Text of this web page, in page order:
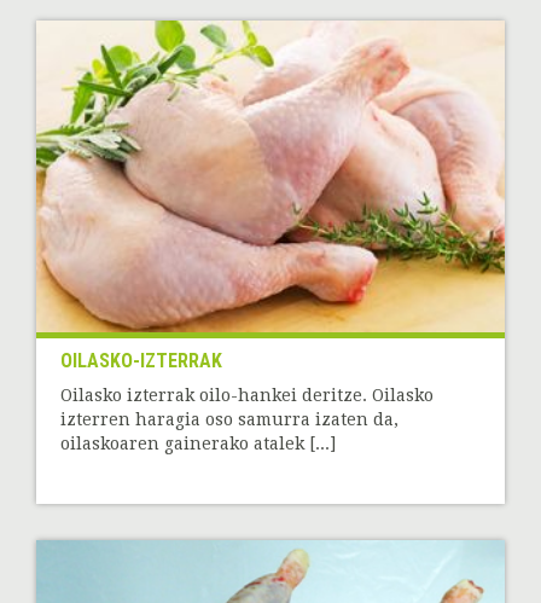
OILASKO-IZTERRAK
Oilasko izterrak oilo-hankei deritze. Oilasko
izterren haragia oso samurra izaten da,
oilaskoaren gainerako atalek [...]